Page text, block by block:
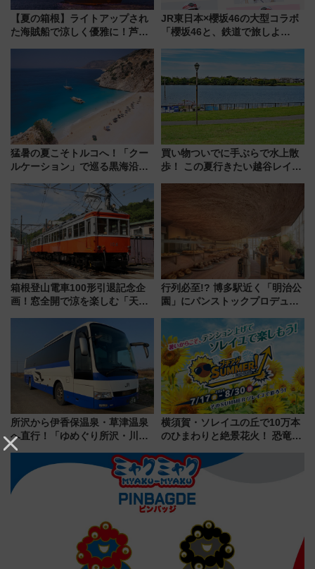
【夏の箱根】ライトアップされ
た海賊船で涼しく優雅に！芦ノ
JR東日本×櫻坂46の大型コラボ
「櫻坂46と、鉄道で旅しよ
潟・長野・庄内へ
猛暑の夏こそトルコへ！「クー
ルケーション」で巡る黒海沿岸
連検索数が前年比237％増、ナ
ショジオも認める『2026年に訪
れるべき世界の旅先』
買い物ついでに手ぶらで水上散
歩！ この夏行きたい越谷レイク
箱根登山電車100形引退記念企
画！窓全開で涼を楽しむ「天然
行列必至!? 博多駅近く「明治公
園」にパンストックプロデュー
オープン 秋からはビストロ営業
も！
所沢から伊香保温泉・草津温泉
へ直行！「ゆめぐり所沢・川越
号」で群馬の温泉旅をもっと気
軽に 運行ダイヤ・運賃を解説
横須賀・ソレイユの丘で10万本
のひまわりと絶景花火！ 恐竜や
帰りお出かけ最新情報（2026年
7月17日～開催）